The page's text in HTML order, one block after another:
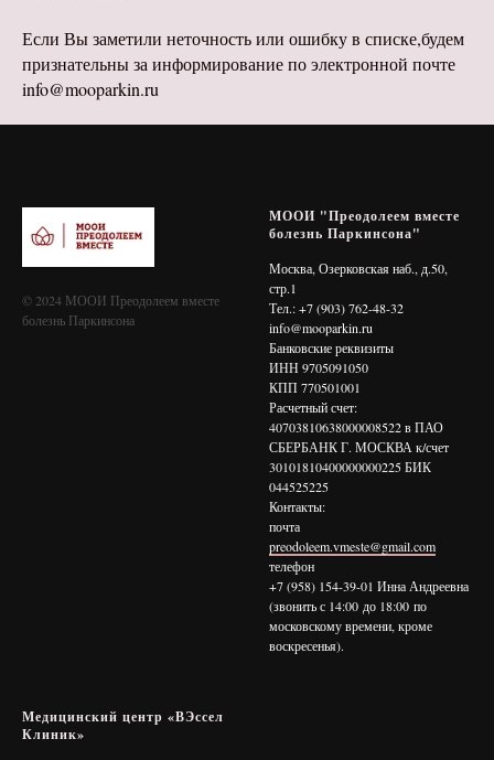
Если Вы заметили неточность или ошибку в списке,будем
признательны за информирование по электронной почте
info@mooparkin.ru
© 2024 МООИ Преодолеем вместе
болезнь Паркинсона
МООИ "Преодолеем вместе
болезнь Паркинсона"
Москва, Озерковская наб., д.50,
стр.1
Тел.: +7 (903) 762-48-32
info@mooparkin.ru
Банковские реквизиты
ИНН 9705091050
КПП 770501001
Расчетный счет:
40703810638000008522 в ПАО
СБЕРБАНК Г. МОСКВА к/счет
30101810400000000225 БИК
044525225
Контакты:
почта
preodoleem.vmeste@gmail.com
телефон
+7 (958) 154-39-01 Инна Андреевна
(звонить с 14:00 до 18:00 по
московскому времени, кроме
воскресенья).
Медицинский центр «ВЭссел
Клиник»